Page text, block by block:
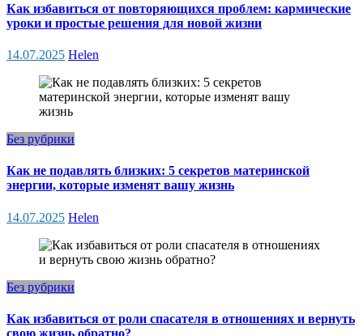
Как избавиться от повторяющихся проблем: кармические
уроки и простые решения для новой жизни
14.07.2025 Helen
Без рубрики
Как не подавлять близких: 5 секретов материнской
энергии, которые изменят вашу жизнь
14.07.2025 Helen
Без рубрики
Как избавиться от роли спасателя в отношениях и вернуть
свою жизнь обратно?